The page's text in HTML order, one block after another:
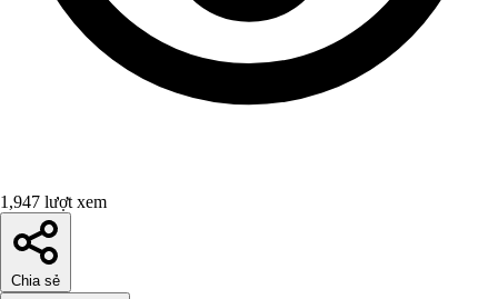
1,947 lượt xem
Chia sẻ